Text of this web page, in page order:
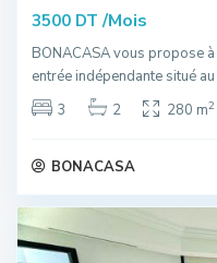
3500 DT /Mois
BONACASA vous propose
entrée indépendante situé
3
2 280 m2
BONACASA